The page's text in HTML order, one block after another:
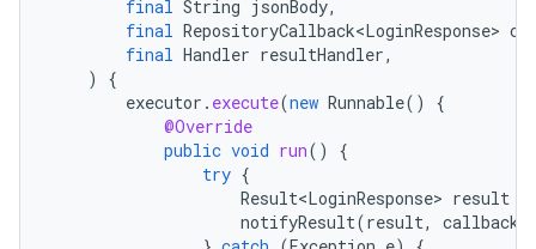
final String jsonBody,
final RepositoryCallback<LoginResponse>
final Handler resultHandler,
)
{
executor . execute(new Runnable()
{
@Override
public void run()
{
try {
Result<LoginResponse> result
notifyResult(result, callback